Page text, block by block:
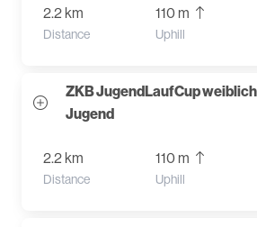
2.2 km
Distance
110 m
Uphill
ZKB JugendLaufCup
Jugend
2.2 km
Distance
110 m
Uphill